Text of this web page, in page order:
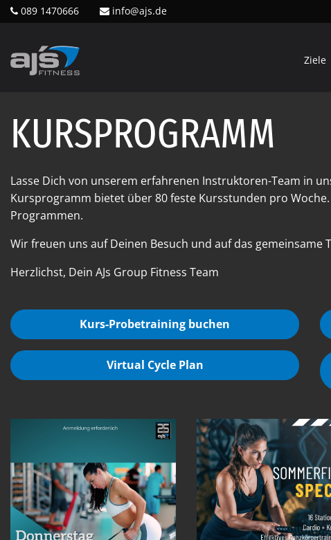
089 1470666 info@ajs.de
Ziele
KURSPROGRAMM
Lasse Dich von unserem erfahrenen Instruktoren-Team in
Kursprogramm bietet über 80 feste Kursstunden pro
Programmen.
Wir freuen uns auf Deinen Besuch und auf das gemeinsame
Herzlichst, Dein AJs Group Fitness Team
Kurs-Probetraining buchen
Virtual Cycle Plan